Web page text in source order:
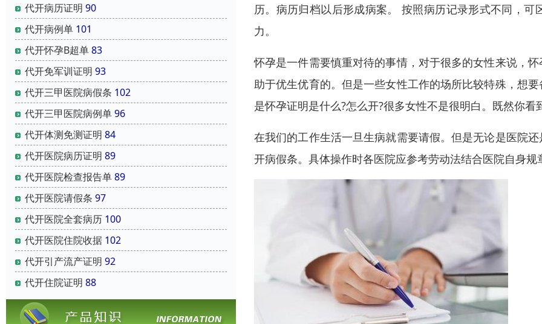
代开病历证明 90
代开病例单 101
代开怀孕B超单83
代开免军训证明 93
代开三甲医院病假条 102
代开三甲医院病例单96
代开体测免测证明 84
代开医院病历证明 89
代开医院检查报告单89
代开医院请假条 97
代开医院全套病历 100
代开医院住院收据 102
代开引产流产证明 92
代开住院证明 88
历。病历归档以后形成病案。 按照病历记录形式不同，
力。
怀孕是一件需要慎重对待的事情，对于很多的女性来说，
助于优生优育的。但是一些女性工作的场所比较特殊，想
是怀孕证明是什么?怎么开?很多女性不是很明白。既然你
在我们的工作生活一旦生病就需要请假。但是无论是医院
开病假条。具体操作时各医院应参考劳动法结合医院自身